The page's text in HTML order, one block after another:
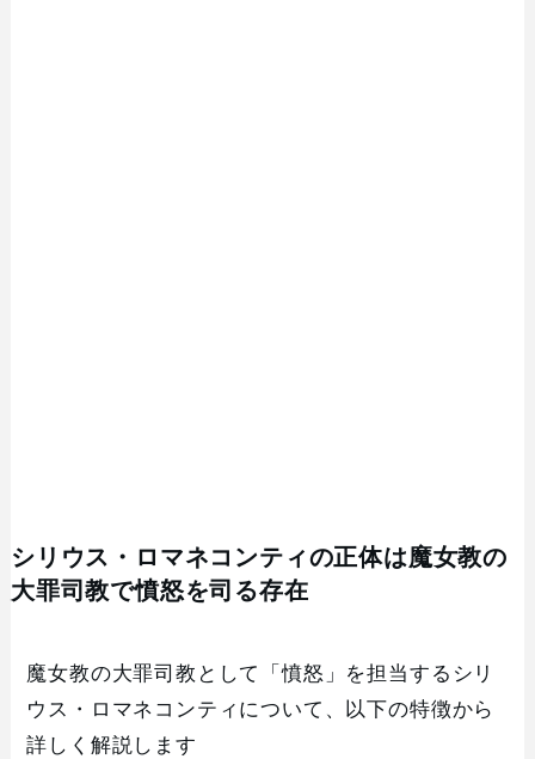
シリウス・ロマネコンティの正体は魔女教の
大罪司教で憤怒を司る存在
魔女教の大罪司教として「憤怒」を担当するシリ
ウス・ロマネコンティについて、以下の特徴から
詳しく解説します